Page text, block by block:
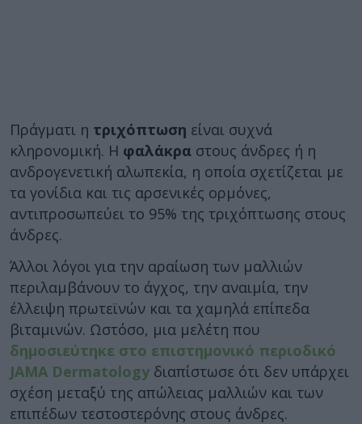
Πράγματι η τριχόπτωση είναι συχνά
κληρονομική. Η φαλάκρα στους άνδρες ή η
ανδρογενετική αλωπεκία, η οποία σχετίζεται με
τα γονίδια και τις αρσενικές ορμόνες,
αντιπροσωπεύει το 95% της τριχόπτωσης στους
άνδρες.
Άλλοι λόγοι για την αραίωση των μαλλιών
περιλαμβάνουν το άγχος, την αναιμία, την
έλλειψη πρωτεϊνών και τα χαμηλά επίπεδα
βιταμινών. Ωστόσο, μια μελέτη που
δημοσιεύτηκε στο επιστημονικό περιοδικό
JAMA Dermatology διαπίστωσε ότι δεν υπάρχει
σχέση μεταξύ της απώλειας μαλλιών και των
επιπέδων τεστοστερόνης στους άνδρες.